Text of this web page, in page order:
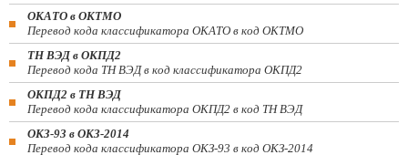
ОКАТО в ОКТМО
Перевод кода классификатора ОКАТО в код ОКТМО
ТН ВЭД в ОКПД2
Перевод кода ТН ВЭД в код классификатора ОКПД2
ОКПД2 в ТН ВЭД
Перевод кода классификатора ОКПД2 в код ТН ВЭД
ОКЗ-93 в ОКЗ-2014
Перевод кода классификатора ОКЗ-93 в код ОКЗ-2014